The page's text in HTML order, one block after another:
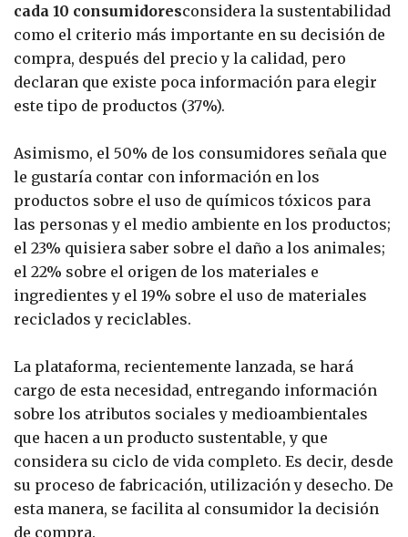
cada 10 consumidoresconsidera la sustentabilidad
como el criterio más importante en su decisión de
compra, después del precio y la calidad, pero
declaran que existe poca información para elegir
este tipo de productos (37%).
Asimismo, el 50% de los consumidores señala que
le gustaría contar con información en los
productos sobre el uso de químicos tóxicos para
las personas y el medio ambiente en los productos;
el 23% quisiera saber sobre el daño a los animales;
el 22% sobre el origen de los materiales e
ingredientes y el 19% sobre el uso de materiales
reciclados y reciclables.
La plataforma, recientemente lanzada, se hará
cargo de esta necesidad, entregando información
sobre los atributos sociales y medioambientales
que hacen a un producto sustentable, y que
considera su ciclo de vida completo. Es decir, desde
su proceso de fabricación, utilización y desecho. De
esta manera, se facilita al consumidor la decisión
de compra.